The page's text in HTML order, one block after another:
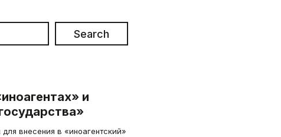
Search
и
внесения в «иноагентский»